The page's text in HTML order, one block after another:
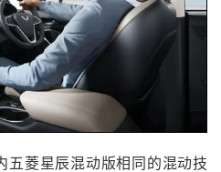
五菱星辰混动版相同的混动技